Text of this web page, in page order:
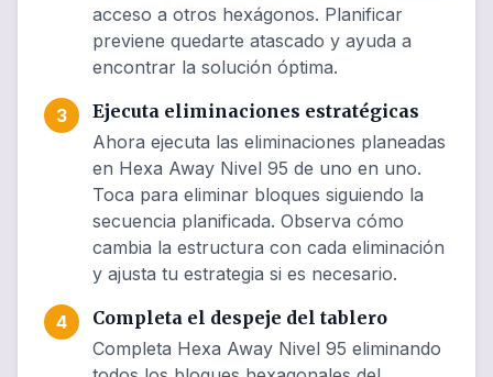
acceso a otros hexágonos. Planificar
previene quedarte atascado y ayuda a
encontrar la solución óptima.
3
Ejecuta eliminaciones estratégicas
Ahora ejecuta las eliminaciones planeadas
en Hexa Away Nivel 95 de uno en uno.
Toca para eliminar bloques siguiendo la
secuencia planificada. Observa cómo
cambia la estructura con cada eliminación
y ajusta tu estrategia si es necesario.
4
Completa el despeje del tablero
Completa Hexa Away Nivel 95 eliminando